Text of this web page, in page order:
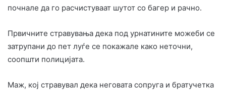
почнале да го расчистуваат шутот со багер и рачно.
Првичните стравувања дека под урнатините можеби се
затрупани до пет луѓе се покажале како неточни,
соопшти полицијата.
Маж, кој стравувал дека неговата сопруга и братучетка